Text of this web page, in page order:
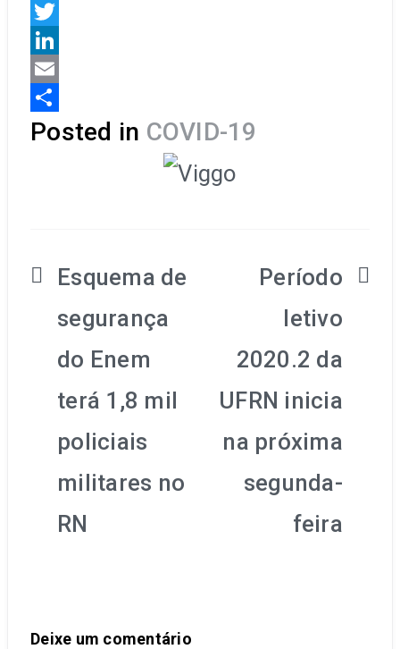
WhatsApp
Twitter
LinkedIn
Email
Share
Posted in COVID-19
Navegação
de
Post
Esquema de
segurança
do Enem
terá 1,8 mil
policiais
militares no
RN
Período
letivo
2020.2 da
UFRN inicia
na próxima
segunda-
feira
Deixe um comentário